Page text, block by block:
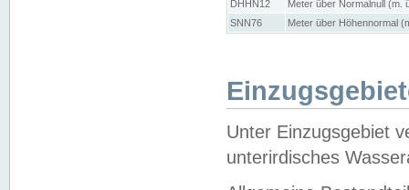
DHHN12
Meter über Normalnull (m.
SNN76
Meter über Höhennormal
Unter Einzugsgebiet
unterirdisches